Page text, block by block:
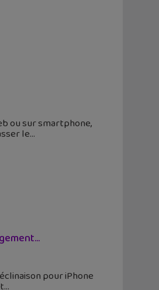
ou sur smartphone,
le
pour iPhone